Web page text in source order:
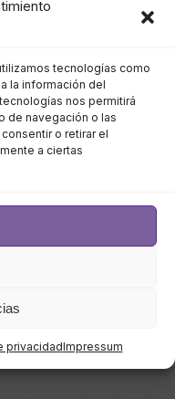
tecnologías como
la información del
nos permitirá
de navegación o las
o retirar el
a ciertas
privacidadImpressum